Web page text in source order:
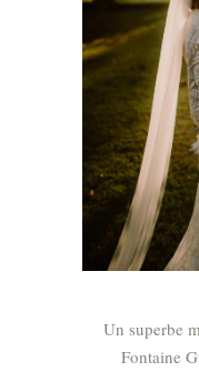
Un superbe
Fontaine